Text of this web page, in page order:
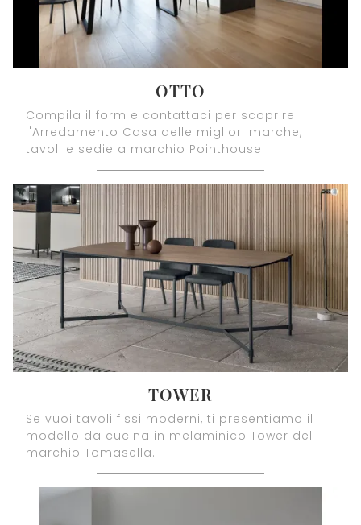
OTTO
Compila il form e contattaci per scoprire
l'Arredamento Casa delle migliori marche,
tavoli e sedie a marchio Pointhouse.
TOWER
Se vuoi tavoli fissi moderni, ti presentiamo il
modello da cucina in melaminico Tower del
marchio Tomasella.